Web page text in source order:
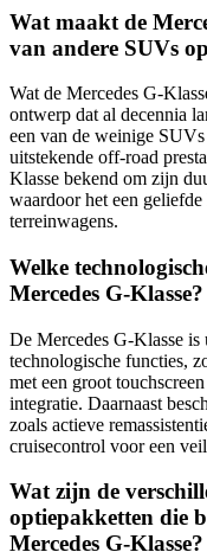
Wat maakt de
van andere SUVs
Wat de Mercedes G-
ontwerp dat al decennia
een van de weinige
uitstekende off-road
Klasse bekend om zijn
waardoor het een
terreinwagens.
Welke
Mercedes G-Klasse?
De Mercedes G-Klasse is
technologische functies,
met een groot
integratie. Daarnaast
zoals actieve
cruisecontrol voor een
Wat zijn de
optiepakketten die
Mercedes G-Klasse?